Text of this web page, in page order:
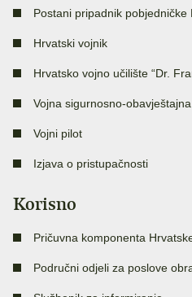
Postani pripadnik pobjedničke
Hrvatski vojnik
Hrvatsko vojno učilište “Dr.
Vojna sigurnosno-
Vojni pilot
Izjava o pristupačnosti
Korisno
Pričuvna komponenta
Područni odjeli za poslove